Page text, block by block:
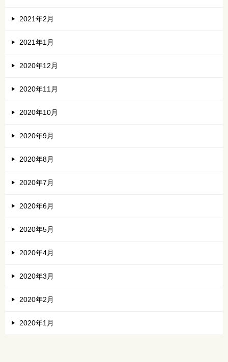
2021年2月
2021年1月
2020年12月
2020年11月
2020年10月
2020年9月
2020年8月
2020年7月
2020年6月
2020年5月
2020年4月
2020年3月
2020年2月
2020年1月